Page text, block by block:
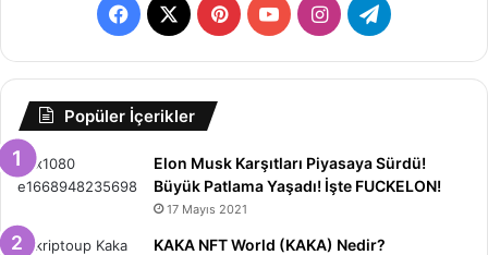
Facebook
X PinterestYouTubeInstagramTelegram
Popüler İçerikler
Elon Musk Karşıtları Piyasaya Sürdü!
Büyük Patlama Yaşadı! İşte FUCKELON!
17 Mayıs 2021
KAKA NFT World (KAKA) Nedir?